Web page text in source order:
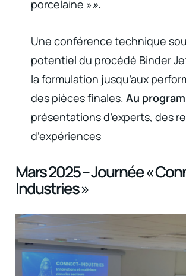
porcelaine »».
Une conférence technique
potentiel du procédé Binder
la formulation jusqu’aux
des pièces finales. Au
présentations d’experts, des
d’expériences
Mars 2025 – Journée «
Industries »